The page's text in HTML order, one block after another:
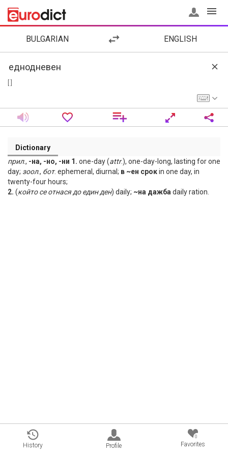
BULGARIAN ENGLISH
Dictionary
прил., -на, -но, -ни 1. one-day (attr.), one-day-long, lasting for one
day; зоол., бот. ephemeral, diurnal; в ~ен срокin one day, in
twenty-four hours;
2. (който се отнася до един ден) daily; ~на дажба daily ration.
History Profile
0
Favorites